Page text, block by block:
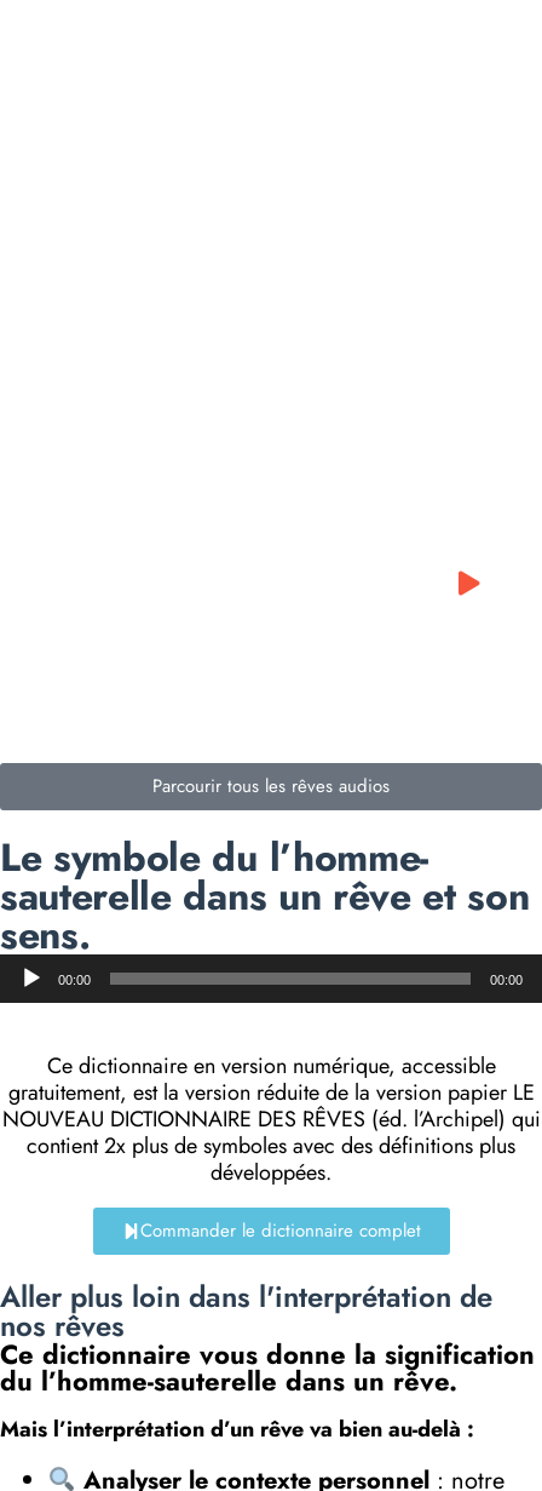
Parcourir tous les rêves audios
Le symbole du l’homme-
sauterelle dans un rêve et son
sens.
Lecteur
audio00:00 00:00
Ce dictionnaire en version numérique, accessible
gratuitement, est la version réduite de la version papier LE
NOUVEAU DICTIONNAIRE DES RÊVES (éd. l’Archipel) qui
contient 2x plus de symboles avec des définitions plus
développées.
Commander le dictionnaire complet
Aller plus loin dans l'interprétation de
nos rêves
Ce dictionnaire vous donne la signification
du l’homme-sauterelle dans un rêve.
Mais l’interprétation d’un rêve va bien au-delà :
Analyser le contexte personnel: notre